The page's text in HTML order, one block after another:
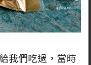
我們吃過，當時